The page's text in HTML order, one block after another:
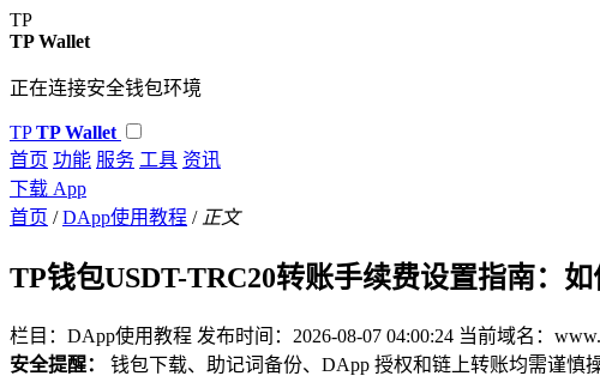
TP
TP Wallet
正在连接安全钱包环境
TP TP Wallet
首页 功能 服务 工具 资讯
下载 App
首页 / DApp使用教程 / 正文
TP钱包USDT-TRC20转账手续费设置指南：
栏目：DApp使用教程 发布时间：2026-08-07 04:00:24 当前域名：
安全提醒：
钱包下载、助记词备份、DApp 授权和链上转账均需谨慎